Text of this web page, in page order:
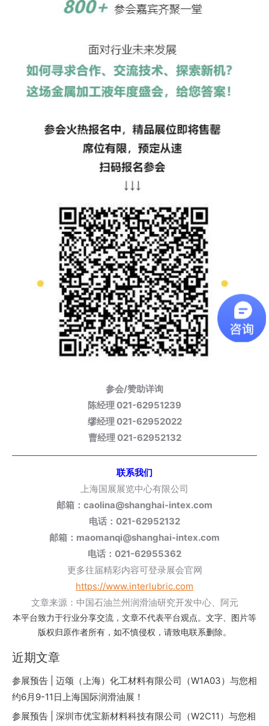
参会/赞助详询
陈经理 021-62951239
缪经理 021-62952022
曹经理 021-62952132
联系我们
上海国展展览中心有限公司
邮箱：caolina@shanghai-intex.com
电话：021-62952132
邮箱：maomanqi@shanghai-intex.com
电话：021-62955362
更多往届精彩内容可登录展会官网
https://www.interlubric.com
文章来源：中国石油兰州润滑油研究开发中心、阿元
本平台致力于行业分享交流，文章不代表平台观点。文字、图片等
版权归原作者所有，如不慎侵权，请致电联系删除。
近期文章
参展预告 | 迈颂（上海）化工材料有限公司（W1A03）与您相
约6月9-11日上海国际润滑油展！
参展预告 | 深圳市优宝新材料科技有限公司（W2C11）与您相